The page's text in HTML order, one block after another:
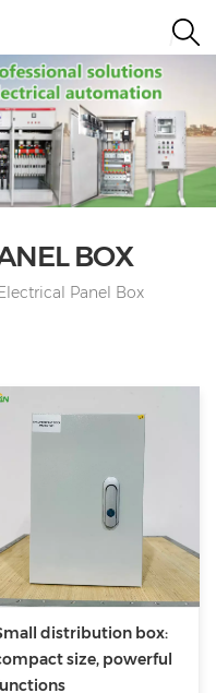
BOX
Panel Box
distribution box:
size, powerful